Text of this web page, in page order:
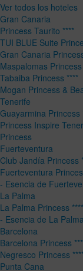
Ver todos los hoteles
Gran Canaria
Princess Taurito ****
TUI BLUE Suite
Gran Canaria
Maspalomas
Tabaiba Princess ****
Mogan Princess &
Tenerife
Guayarmina Princess
Princess Inspire
Princess
Fuerteventura
Club Jandía Princess
Fuerteventura
- Esencia de
La Palma
La Palma Princess ****
- Esencia de La
Barcelona
Barcelona Princess
Negresco Princess
Punta Cana